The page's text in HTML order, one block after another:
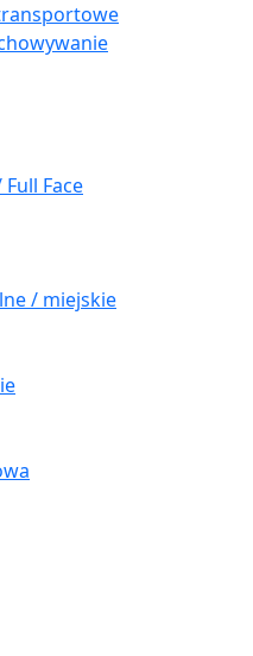
Face
/ miejskie